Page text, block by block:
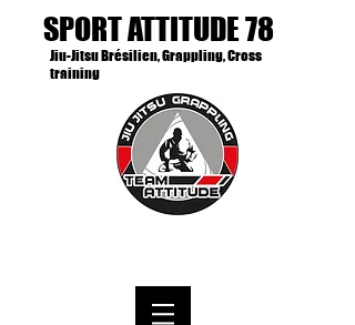
SPORT ATTITUDE 78
Jiu-Jitsu Brésilien, Grappling, Cross
training